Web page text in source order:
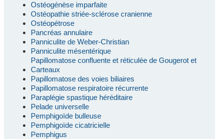
Ostéogénèse imparfaite
Ostéopathie striée-sclérose cranienne
Ostéopétrose
Pancréas annulaire
Panniculite de Weber-Christian
Panniculite mésentérique
Papillomatose confluente et réticulée de Gougerot et
Carteaux
Papillomatose des voies biliaires
Papillomatose respiratoire récurrente
Paraplégie spastique héréditaire
Pelade universelle
Pemphigoïde bulleuse
Pemphigoïde cicatricielle
Pemphigus